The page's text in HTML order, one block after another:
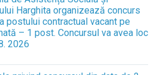
Harghita organizează concurs
postului contractual vacant pe
– 1 post. Concursul va avea loc
2026